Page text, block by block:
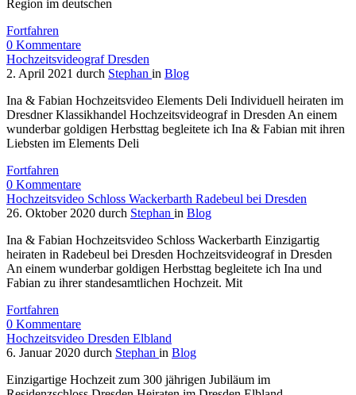
Region im deutschen
Fortfahren
0 Kommentare
Hochzeitsvideograf Dresden
2. April 2021 durch Stephan in Blog
Ina & Fabian Hochzeitsvideo Elements Deli Individuell heiraten im
Dresdner Klassikhandel Hochzeitsvideograf in Dresden An einem
wunderbar goldigen Herbsttag begleitete ich Ina & Fabian mit ihren
Liebsten im Elements Deli
Fortfahren
0 Kommentare
Hochzeitsvideo Schloss Wackerbarth Radebeul bei Dresden
26. Oktober 2020 durch Stephan in Blog
Ina & Fabian Hochzeitsvideo Schloss Wackerbarth Einzigartig
heiraten in Radebeul bei Dresden Hochzeitsvideograf in Dresden
An einem wunderbar goldigen Herbsttag begleitete ich Ina und
Fabian zu ihrer standesamtlichen Hochzeit. Mit
Fortfahren
0 Kommentare
Hochzeitsvideo Dresden Elbland
6. Januar 2020 durch Stephan in Blog
Einzigartige Hochzeit zum 300 jährigen Jubiläum im